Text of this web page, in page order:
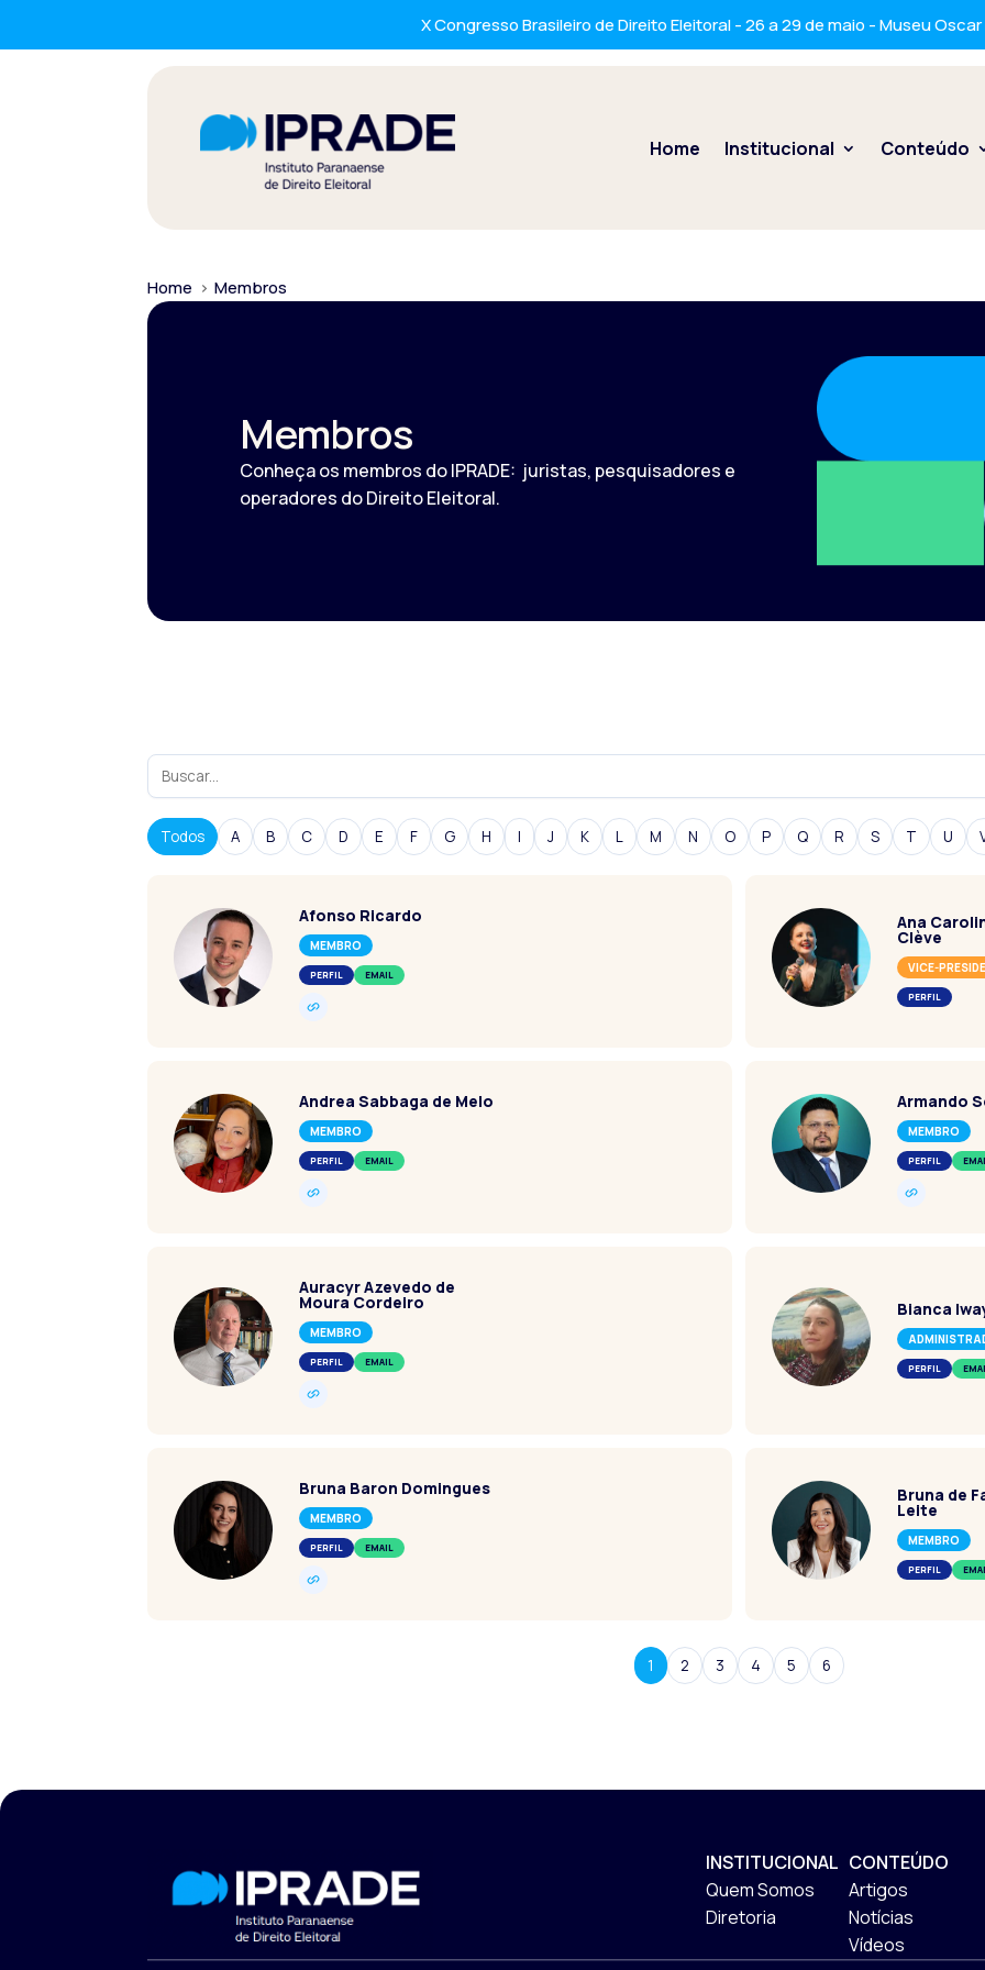
X Congresso Brasileiro de Direito Eleitoral - 26 a 29 de maio - Museu
Home Institucional Conteúdo
Home > Membros
Membros
Conheça os membros do IPRADE: juristas, pesquisadores e
operadores do Direito Eleitoral.
Search
members
Todos A B C D E F G H I J K L M N O P Q R S T U
Afonso Ricardo
MEMBRO
PERFIL EMAIL
Ana
Clève
VICE-
PERFIL
Andrea Sabbaga de Melo
MEMBRO
PERFIL EMAIL
Armando
MEMBRO
PERFIL
Auracyr Azevedo de
Moura Cordeiro
MEMBRO
PERFIL EMAIL
Bianca
PERFIL
Bruna Baron Domingues
MEMBRO
PERFIL EMAIL
Bruna de
Leite
MEMBRO
PERFIL
1 2 3 4 5 6
INSTITUCIONAL
Quem Somos
Diretoria
CONTEÚDO
Artigos
Notícias
Vídeos